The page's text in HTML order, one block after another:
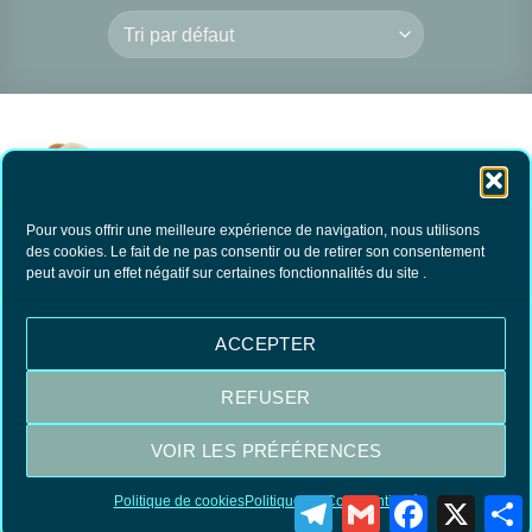
Pour vous offrir une meilleure expérience de navigation, nous utilisons
des cookies. Le fait de ne pas consentir ou de retirer son consentement
peut avoir un effet négatif sur certaines fonctionnalités du site .
ACCEPTER
REFUSER
VOIR LES PRÉFÉRENCES
Politique de cookiesPolitique de Confidentialité
Brosse pour
17.60€ TTC
PANIER
Visa MasterCardPayPal
TelegramGmail Facebook